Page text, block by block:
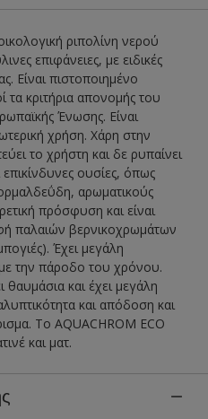
ριπολίνη νερού
επιφάνειες, με ειδικές
Είναι πιστοποιημένο
τα κριτήρια απονομής του
Ένωσης. Είναι
χρήση. Χάρη στην
το χρήστη και δε ρυπαίνει
ουσίες, όπως
αρωματικούς
πρόσφυση και είναι
παλαιών βερνικοχρωμάτων
Έχει μεγάλη
με την πάροδο του χρόνου.
και έχει μεγάλη
και απόδοση και
Το AQUACHROM ECO
και ματ.